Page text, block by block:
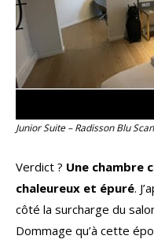
Junior Suite – Radisson Blu
Verdict ? Une chambre
chaleureux et épuré.
côté la surcharge du
Dommage qu’à cette